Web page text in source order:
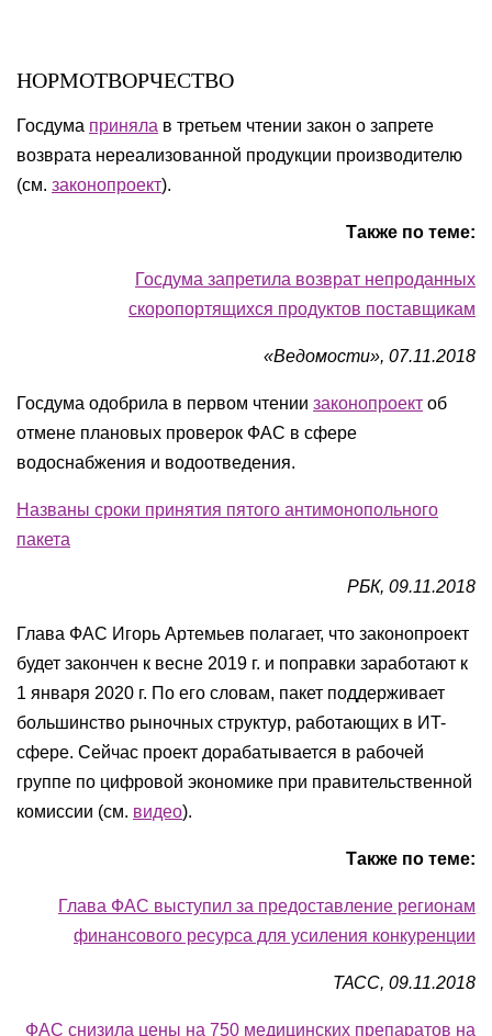
НОРМОТВОРЧЕСТВО
Госдума приняла в третьем чтении закон о запрете
возврата нереализованной продукции производителю
(см. законопроект).
Также по теме:
Госдума запретила возврат непроданных
скоропортящихся продуктов поставщикам
«Ведомости», 07.11.2018
Госдума одобрила в первом чтении законопроект об
отмене плановых проверок ФАС в сфере
водоснабжения и водоотведения.
Названы сроки принятия пятого антимонопольного
пакета
РБК, 09.11.2018
Глава ФАС Игорь Артемьев полагает, что законопроект
будет закончен к весне 2019 г. и поправки заработают к
1 января 2020 г. По его словам, пакет поддерживает
большинство рыночных структур, работающих в ИT-
сфере. Сейчас проект дорабатывается в рабочей
группе по цифровой экономике при правительственной
комиссии (см. видео).
Также по теме:
Глава ФАС выступил за предоставление регионам
финансового ресурса для усиления конкуренции
ТАСС, 09.11.2018
ФАС снизила цены на 750 медицинских препаратов на